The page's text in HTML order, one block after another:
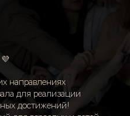
направлениях
для реализации
достижений!